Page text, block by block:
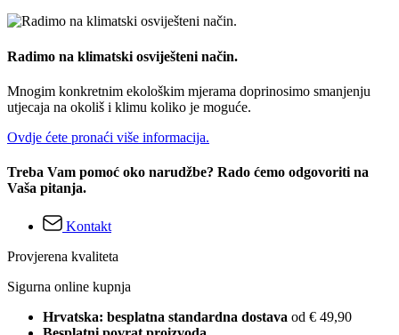
Radimo na klimatski osviješteni način.
Mnogim konkretnim ekološkim mjerama doprinosimo smanjenju
utjecaja na okoliš i klimu koliko je moguće.
Ovdje ćete pronaći više informacija.
Treba Vam pomoć oko narudžbe? Rado ćemo odgovoriti na
Vaša pitanja.
Kontakt
Provjerena kvaliteta
Sigurna online kupnja
Hrvatska: besplatna standardna dostava od € 49,90